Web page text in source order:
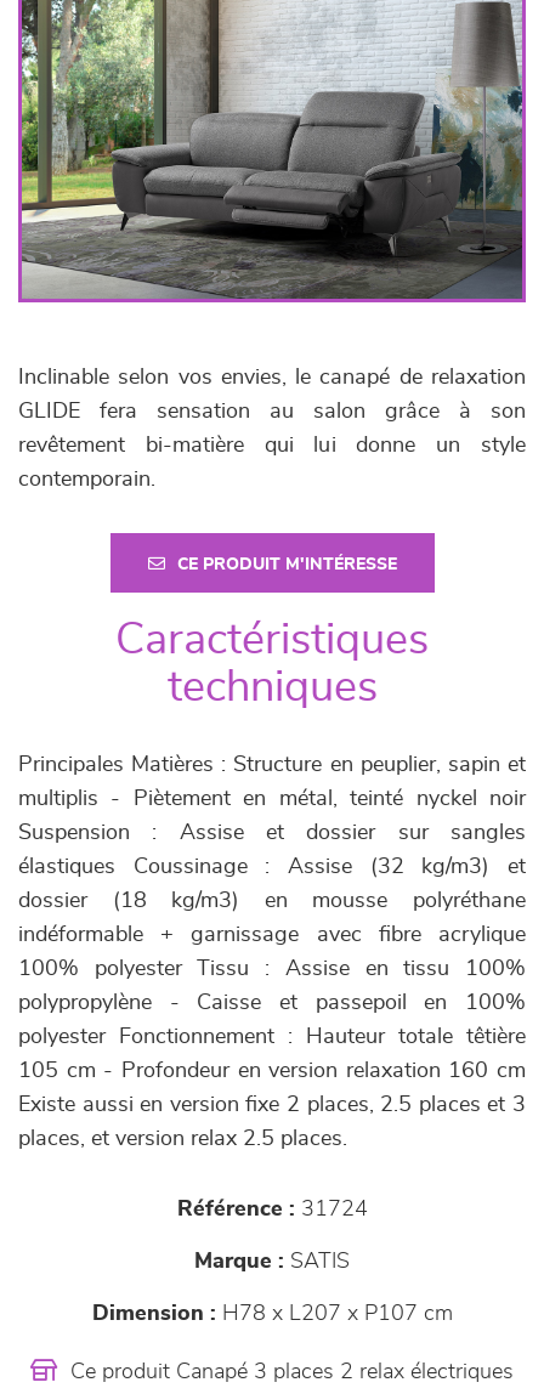
Inclinable selon vos envies, le canapé de relaxation
GLIDE fera sensation au salon grâce à son
revêtement bi-matière qui lui donne un style
contemporain.
CE PRODUIT M'INTÉRESSE
Caractéristiques
techniques
Principales Matières : Structure en peuplier, sapin et
multiplis - Piètement en métal, teinté nyckel noir
Suspension : Assise et dossier sur sangles
élastiques Coussinage : Assise (32 kg/m3) et
dossier (18 kg/m3) en mousse polyréthane
indéformable + garnissage avec fibre acrylique
100% polyester Tissu : Assise en tissu 100%
polypropylène - Caisse et passepoil en 100%
polyester Fonctionnement : Hauteur totale têtière
105 cm - Profondeur en version relaxation 160 cm
Existe aussi en version fixe 2 places, 2.5 places et 3
places, et version relax 2.5 places.
Référence : 31724
Marque : SATIS
Dimension : H78 x L207 x P107 cm
Ce produit Canapé 3 places 2 relax électriques